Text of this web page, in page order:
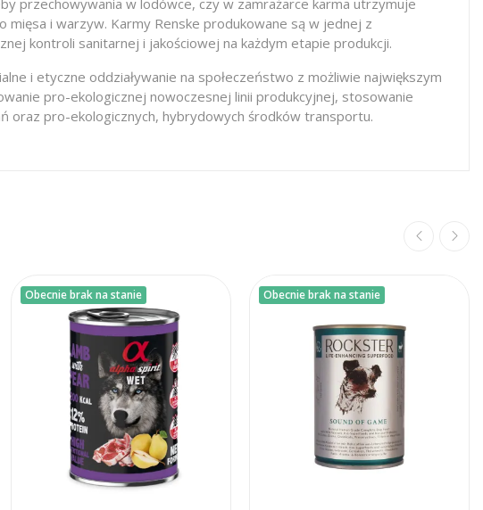
i warzyw. Karmy Renske produkowane są w jednej z
kontroli sanitarnej i jakościowej na każdym etapie produkcji.
i etyczne oddziaływanie na społeczeństwo z możliwie największym
pro-ekologicznej nowoczesnej linii produkcyjnej, stosowanie
oraz pro-ekologicznych, hybrydowych środków transportu.
Obecnie brak na stanie Obecnie brak na stanie